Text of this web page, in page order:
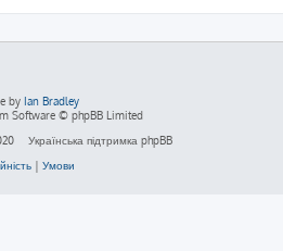
by Ian Bradley
Software © phpBB Limited
Українська підтримка phpBB
| Умови